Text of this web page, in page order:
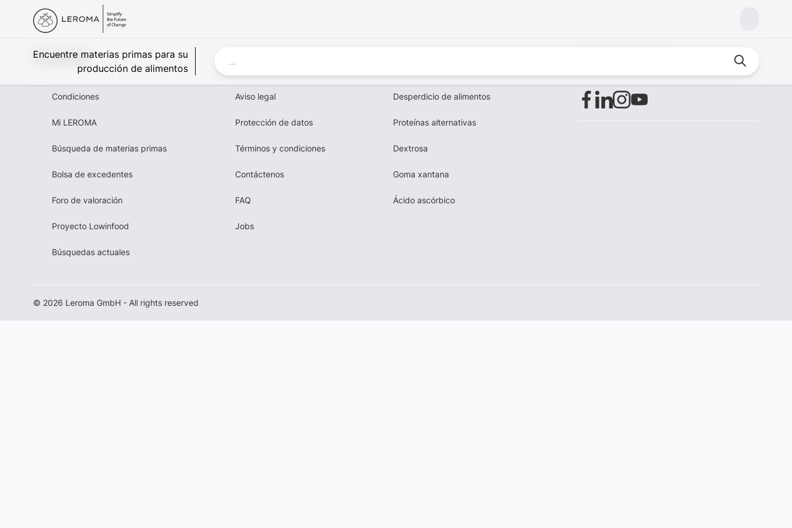
Encuentre materias primas para su
producción de alimentos
Leroma
Condiciones
Mi LEROMA
Búsqueda de materias primas
Bolsa de excedentes
Foro de valoración
Proyecto Lowinfood
Búsquedas actuales
Aviso legal
Protección de datos
Términos y condiciones
Contáctenos
FAQ
Jobs
Desperdicio de alimentos
Proteínas alternativas
Dextrosa
Goma xantana
Ácido ascórbico
© 2026 Leroma GmbH - All rights reserved